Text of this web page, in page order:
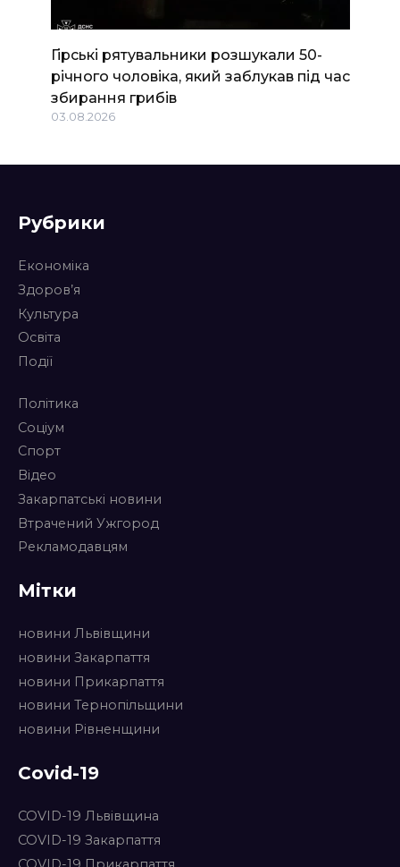
Гірські рятувальники розшукали 50-
річного чоловіка, який заблукав під час
збирання грибів
03.08.2026
Рубрики
Економіка
Здоров’я
Культура
Освіта
Події
Політика
Соціум
Спорт
Відео
Закарпатські новини
Втрачений Ужгород
Рекламодавцям
Мітки
новини Львівщини
новини Закарпаття
новини Прикарпаття
новини Тернопільщини
новини Рівненщини
Covid-19
COVID-19 Львівщина
COVID-19 Закарпаття